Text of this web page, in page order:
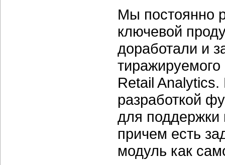
Мы постоянно
ключевой
доработали и
Retail
разработкой
для поддержки
причем есть
модуль как